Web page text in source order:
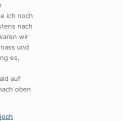
ich noch
nach
wir
und
es,
auf
oben